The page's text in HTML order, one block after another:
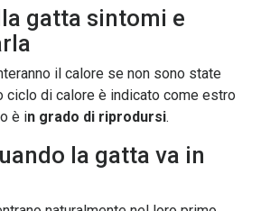
gatta sintomi e
il calore se non sono state
ciclo di calore è indicato come estro
è in grado di riprodursi.
la gatta va in